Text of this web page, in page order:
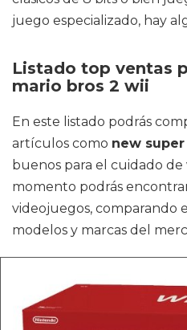
juego especializado, hay
Listado top ventas
mario bros 2 wii
En este listado podrás
artículos como new
buenos para el cuidado de
momento podrás
videojuegos, comparando
modelos y marcas del